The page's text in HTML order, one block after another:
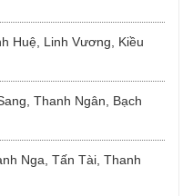
Huệ, Linh Vương, Kiều
Thanh Ngân, Bạch
Nga, Tấn Tài, Thanh